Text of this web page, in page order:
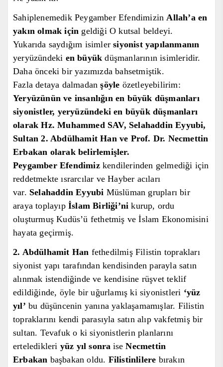
Sahiplenemedik Peygamber Efendimizin Allah’a en
yakın olmak için geldiğiO kutsal beldeyi.
Yukarıda saydığım isimlersiyonist yapılanmanın
yeryüzündeki en büyük düşmanlarının isimleridir.
Daha önceki bir yazımızda bahsetmiştik.
Fazla detaya dalmadanşöyle özetleyebilirim:
Yeryüzününve insanlığın en büyük düşmanları
siyonistler, yeryüzündeki en büyük düşmanları
olarak Hz. Muhammed SAV, Selahaddin Eyyubi,
Sultan 2. Abdülhamit Han ve Prof. Dr. Necmettin
Erbakan olarak belirlemişler.
Peygamber Efendimizkendilerinden gelmediği için
reddetmekte ısrarcılar ve Hayber acıları
var. Selahaddin Eyyubi Müslüman grupları bir
araya toplayıp İslam Birliği’nikurup, ordu
oluşturmuşKudüs’ü fethetmiş ve İslam Ekonomisini
hayata geçirmiş.
2. Abdülhamit Han fethedilmiş Filistin toprakları
siyonist yapı tarafından kendisinden parayla satın
alınmak istendiğinde ve kendisine rüşvet teklif
edildiğinde, öyle bir uğurlamış ki siyonistleri ‘yüz
yıl’ bu düşüncenin yanınayaklaşamamışlar. Filistin
topraklarını kendi parasıyla satın alıp vakfetmiş bir
sultan. Tevafuk o kisiyonistlerin planlarını
erteledikleri yüz yıl sonra ise Necmettin
Erbakan başbakan oldu. Filistinlilere bırakın